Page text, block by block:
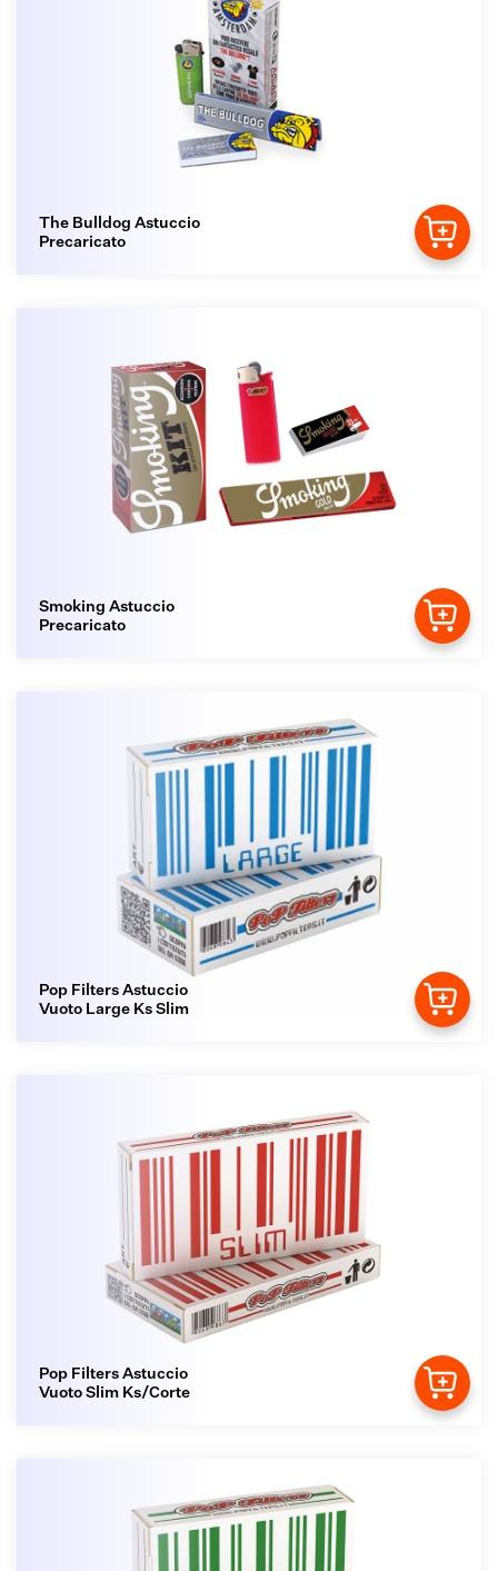
The Bulldog Astuccio
Precaricato
Smoking Astuccio
Precaricato
Pop Filters Astuccio
Vuoto Large Ks Slim
Pop Filters Astuccio
Vuoto Slim Ks/Corte